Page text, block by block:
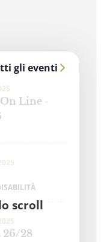
gli eventi
scroll
Line -
26/28